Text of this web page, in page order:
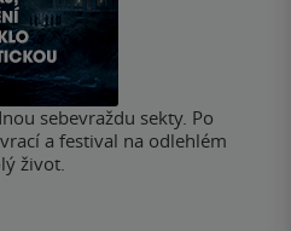
sebevraždu sekty. Po
a festival na odlehlém
život.